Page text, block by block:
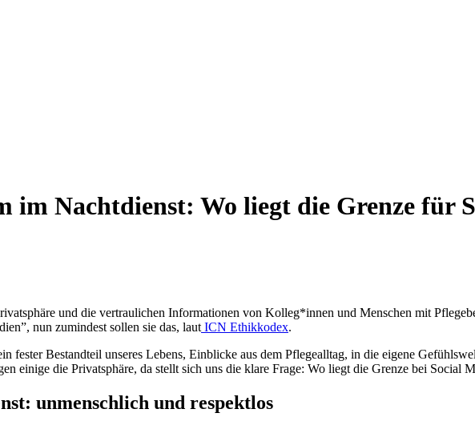
im Nachtdienst: Wo liegt die Grenze für
und die vertraulichen Informationen von Kolleg*innen und Menschen mit
nun zumindest sollen sie das, laut ICN Ethikkodex.
fester Bestandteil unseres Lebens, Einblicke aus dem Pflegealltag, in die eigene
einige die Privatsphäre, da stellt sich uns die klare Frage: Wo liegt die Grenze bei Social
unmenschlich und respektlos